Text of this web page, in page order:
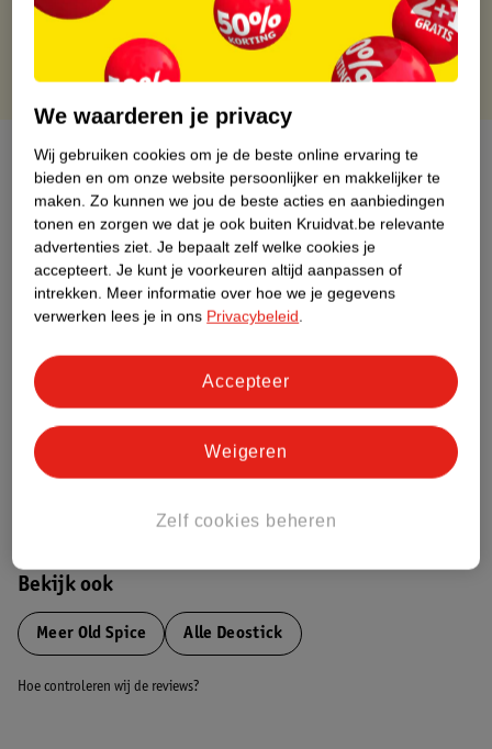
Gratis punten met je Kruidvat kaart
Over dit product
Productinformatie
Etiketinformatie
Impact Score.
Meer informatie
Bekijk ook
Meer Old Spice Alle Deostick
Hoe controleren wij de reviews?
We waarderen je privacy
Wij gebruiken cookies om je de beste online ervaring te
bieden en om onze website persoonlijker en makkelijker te
maken. Zo kunnen we jou de beste acties en aanbiedingen
tonen en zorgen we dat je ook buiten Kruidvat.be relevante
advertenties ziet. Je bepaalt zelf welke cookies je
accepteert. Je kunt je voorkeuren altijd aanpassen of
intrekken. Meer informatie over hoe we je gegevens
verwerken lees je in ons Privacybeleid.
Zelf cookies beheren
Weigeren
Accepteer